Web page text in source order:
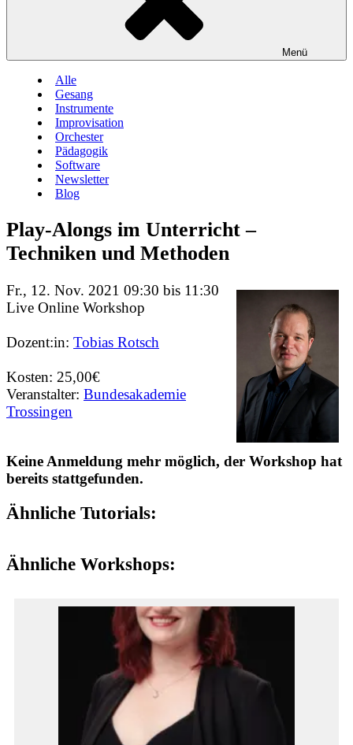
Menü
Alle
Gesang
Instrumente
Improvisation
Orchester
Pädagogik
Software
Newsletter
Blog
Play-Alongs im Unterricht –
Techniken und Methoden
Fr., 12. Nov. 2021 09:30 bis 11:30
Live Online Workshop
Dozent:in: Tobias Rotsch
Kosten: 25,00€
Veranstalter: Bundesakademie
Trossingen
Keine Anmeldung mehr möglich, der Workshop hat
bereits stattgefunden.
Ähnliche Tutorials:
Ähnliche Workshops: